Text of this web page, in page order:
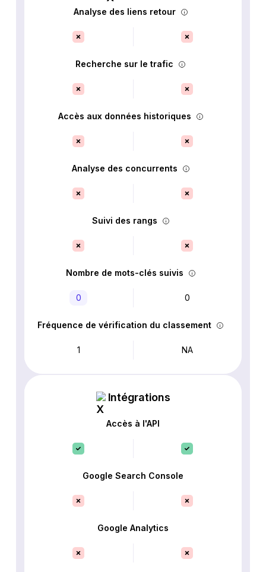
Analyse des liens retour
Recherche sur le trafic
Accès aux données historiques
Analyse des concurrents
Suivi des rangs
Nombre de mots-clés suivis
0 0
Fréquence de vérification du classement
1 NA
Intégrations
Accès à l'API
Google Search Console
Google Analytics